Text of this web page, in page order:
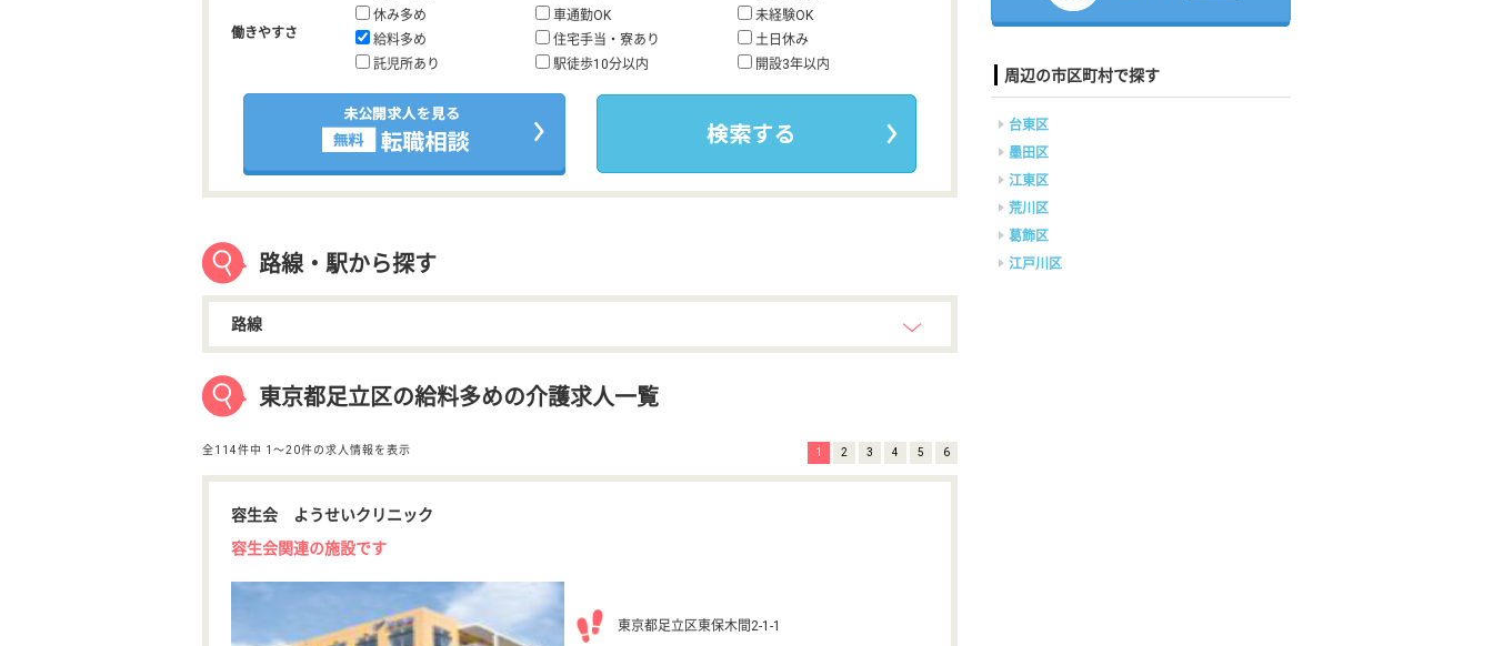
働きやすさ
休み多め
車通勤OK
未経験OK
給料多め
住宅手当・寮あり
土日休み
託児所あり
駅徒歩10分以内 開設3年以内
路線・駅から探す
路線
東京都足立区の給料多めの介護求人一覧
全114件中 1〜20件の求人情報を表示 1 2 3 4 5 6
容生会 ようせいクリニック
容生会関連の施設です
東京都足立区東保木間2-1-1
周辺の市区町村で探す
台東区
墨田区
江東区
荒川区
葛飾区
江戸川区